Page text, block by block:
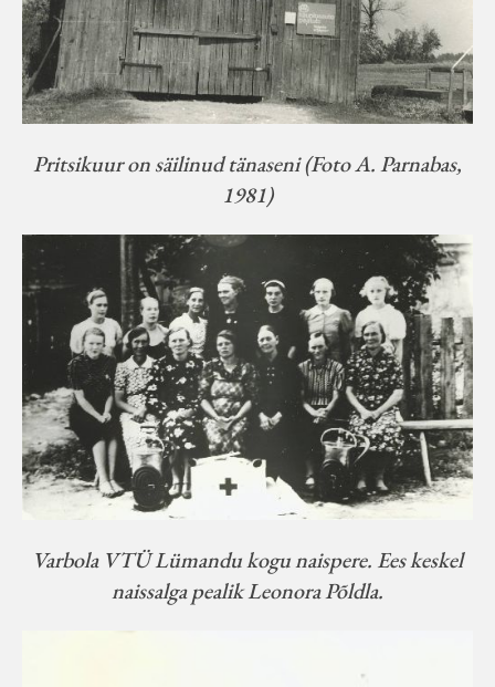
Pritsikuur on säilinud tänaseni (Foto A. Parnabas,
1981)
Varbola VTÜ Lümandu kogu naispere. Ees keskel
naissalga pealik Leonora Põldla.